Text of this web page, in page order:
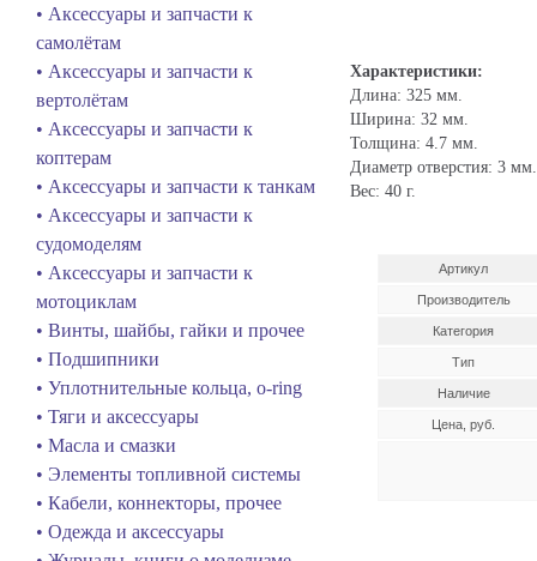
• Аксессуары и запчасти к
самолётам
• Аксессуары и запчасти к
вертолётам
• Аксессуары и запчасти к
коптерам
• Аксессуары и запчасти к танкам
• Аксессуары и запчасти к
судомоделям
• Аксессуары и запчасти к
мотоциклам
• Винты, шайбы, гайки и прочее
• Подшипники
• Уплотнительные кольца, o-ring
• Тяги и аксессуары
• Масла и смазки
• Элементы топливной системы
• Кабели, коннекторы, прочее
• Одежда и аксессуары
Характеристики:
Длина: 325 мм.
Ширина: 32 мм.
Толщина: 4.7 мм.
Диаметр отверстия: 3 мм.
Вес: 40 г.
Артикул
Производитель
Категория
Тип
Наличие
Цена, руб.